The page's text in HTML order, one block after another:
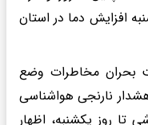
افزایش دما در استان
بحران مخاطرات وضع
نارنجی هواشناسی
تا روز یکشنبه، اظهار